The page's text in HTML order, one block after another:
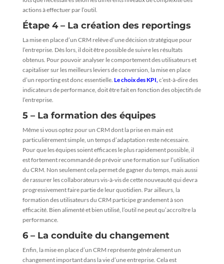
actions à effectuer par l’outil.
Étape 4 – La création des reportings
La mise en place d’un CRM relève d’une décision stratégique pour
l’entreprise. Dès lors, il doit être possible de suivre les résultats
obtenus. Pour pouvoir analyser le comportement des utilisateurs et
capitaliser sur les meilleurs leviers de conversion, la mise en place
d’un reporting est donc essentielle. Le choix des KPI, c’est-à-dire des
indicateurs de performance, doit être fait en fonction des objectifs de
l’entreprise.
5 – La formation des équipes
Même si vous optez pour un CRM dont la prise en main est
particulièrement simple, un temps d’adaptation reste nécessaire.
Pour que les équipes soient efficaces le plus rapidement possible, il
est fortement recommandé de prévoir une formation sur l’utilisation
du CRM. Non seulement cela permet de gagner du temps, mais aussi
de rassurer les collaborateurs vis-à-vis de cette nouveauté qui devra
progressivement faire partie de leur quotidien. Par ailleurs, la
formation des utilisateurs du CRM participe grandement à son
efficacité. Bien alimenté et bien utilisé, l’outil ne peut qu’accroître la
performance.
6 – La conduite du changement
Enfin, la mise en place d’un CRM représente généralement un
changement important dans la vie d’une entreprise. Cela est